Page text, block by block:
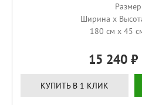
Ширина x
180 см x 45
15 240
КУПИТЬ В 1 КЛИК